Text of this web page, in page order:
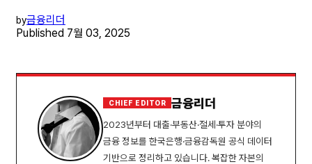
by금융리더
Published 7월 03, 2025
CHIEF EDITOR 금융리더
2023년부터 대출·부동산·절세·투자 분야의
금융 정보를 한국은행·금융감독원 공식 데이터
기반으로 정리하고 있습니다. 복잡한 자본의